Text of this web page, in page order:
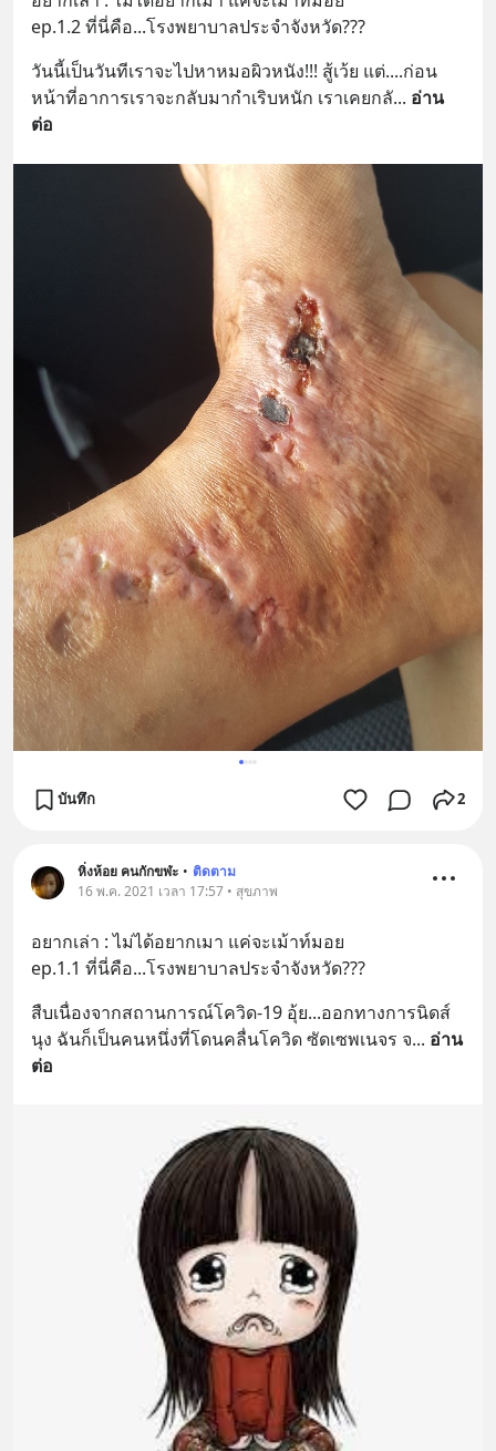
ep.1.2 ที่นี่คือ...โรงพยาบาลประจำจังหวัด???
วันนี้เป็นวันทีเราจะไปหาหมอผิวหนัง!!! สู้เว้ย แต่....ก่อน
หน้าที่อาการเราจะกลับมากำเริบหนัก เราเคยกลั... อ่าน
ต่อ
บันทึก 2
หิ่งห้อย คนกักขฬะ • ติดตาม
16 พ.ค. 2021 เวลา 17:57 • สุขภาพ
อยากเล่า : ไม่ได้อยากเมา แค่จะเม้าท์มอย
ep.1.1 ที่นี่คือ...โรงพยาบาลประจำจังหวัด???
สืบเนื่องจากสถานการณ์โควิด-19 อุ้ย...ออกทางการนิดส์
นุง ฉันก็เป็นคนหนึ่งที่โดนคลื่นโควิด ซัดเซพเนจร จ... อ่าน
ต่อ